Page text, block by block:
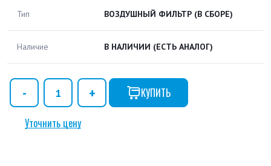
Тип ВОЗДУШНЫЙ ФИЛЬТР (В СБОРЕ)
Наличие В НАЛИЧИИ (ЕСТЬ АНАЛОГ)
КУПИТЬ
Уточнить цену